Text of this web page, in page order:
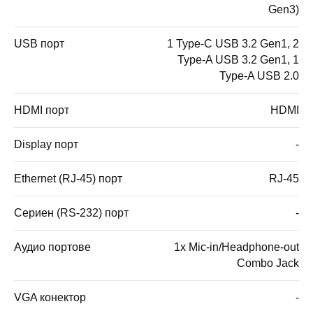
Gen3)
USB порт
1 Type-C USB 3.2 Gen1, 2
Type-A USB 3.2 Gen1, 1
Type-A USB 2.0
HDMI порт HDMI
Display порт -
Ethernet (RJ-45) порт RJ-45
Сериен (RS-232) порт -
Аудио портове
1x Mic-in/Headphone-out
Combo Jack
VGA конектор -